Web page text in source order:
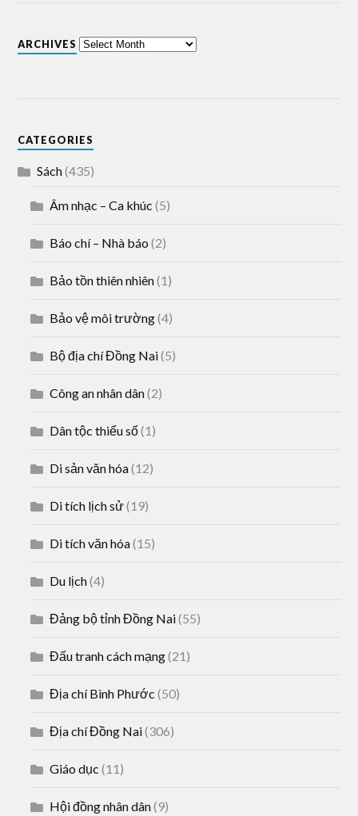
ARCHIVES
CATEGORIES
Sách(435)
Âm nhạc – Ca khúc (5)
Báo chí – Nhà báo (2)
Bảo tồn thiên nhiên(1)
Bảo vệ môi trường(4)
Bộ địa chí Đồng Nai(5)
Công an nhân dân(2)
Dân tộc thiểu số(1)
Di sản văn hóa(12)
Di tích lịch sử(19)
Di tích văn hóa(15)
Du lịch(4)
Đảng bộ tỉnh Đồng Nai(55)
Đấu tranh cách mạng(21)
Địa chí Bình Phước (50)
Địa chí Đồng Nai(306)
Giáo dục (11)
Hội đồng nhân dân(9)